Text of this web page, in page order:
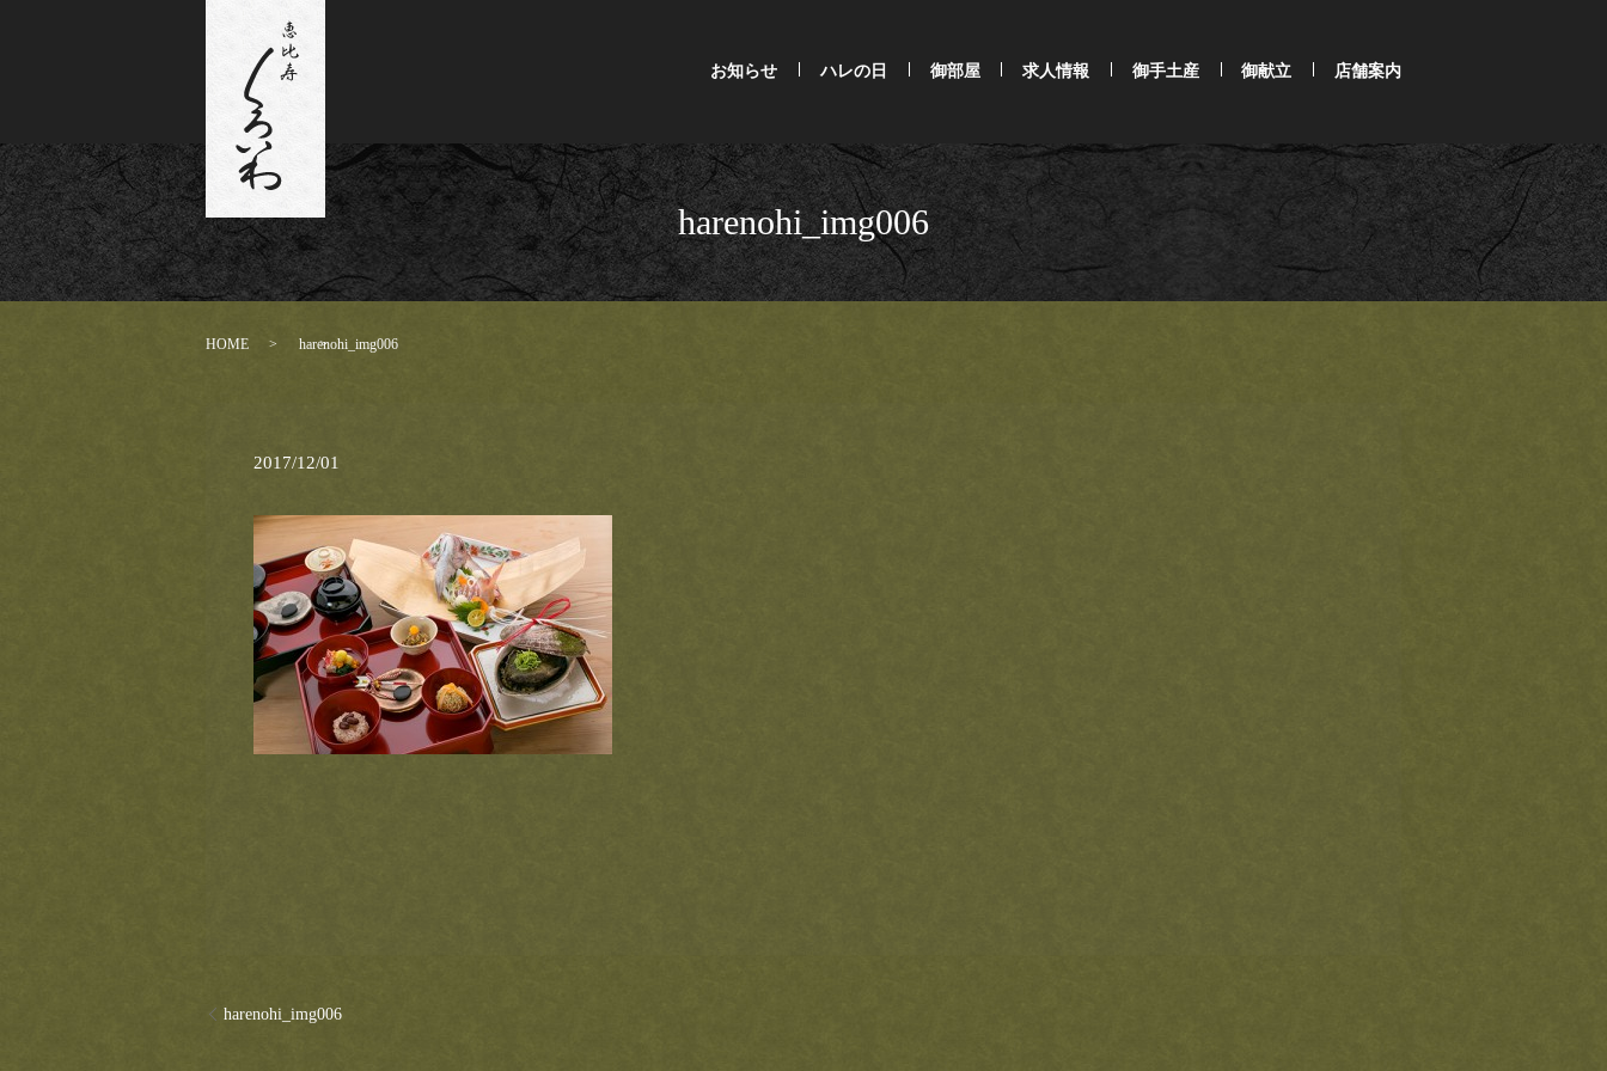
お知らせ ハレの日 御部屋 求人情報 御手土産 御献立 店舗案内
harenohi_img006
HOME harenohi_img006
2017/12/01
harenohi_img006